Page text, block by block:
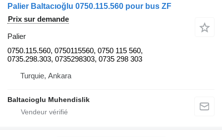
Palier Baltacıoğlu 0750.115.560 pour bus ZF
Prix sur demande
Palier
0750.115.560, 0750115560, 0750 115 560,
0735.298.303, 0735298303, 0735 298 303
Turquie, Ankara
Baltacioglu Muhendislik